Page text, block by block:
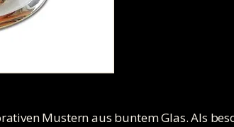
Mustern aus buntem Glas. Als